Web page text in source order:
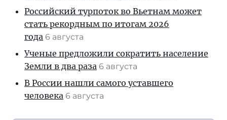
Российский турпоток во Вьетнам может
стать рекордным по итогам 2026
года 6 августа
Ученые предложили сократить население
Земли в два раза 6 августа
В России нашли самого уставшего
человека 6 августа